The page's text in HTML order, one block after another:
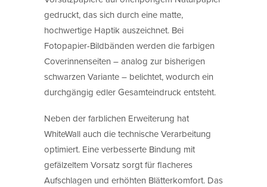
gedruckt, das sich durch eine matte,
hochwertige Haptik auszeichnet. Bei
Fotopapier-Bildbänden werden die farbigen
Coverinnenseiten – analog zur bisherigen
schwarzen Variante – belichtet, wodurch ein
durchgängig edler Gesamteindruck entsteht.
Neben der farblichen Erweiterung hat
WhiteWall auch die technische Verarbeitung
optimiert. Eine verbesserte Bindung mit
gefälzeltem Vorsatz sorgt für flacheres
Aufschlagen und erhöhten Blätterkomfort. Das